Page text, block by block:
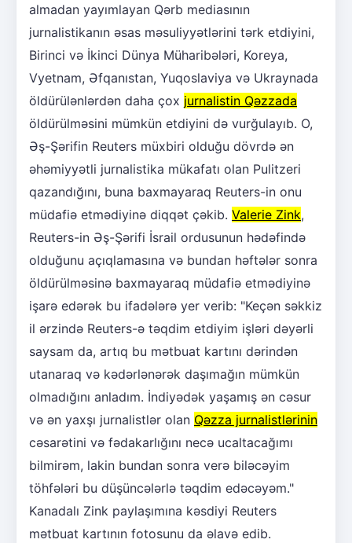
almadan yayımlayan Qərb mediasının
jurnalistikanın əsas məsuliyyətlərini tərk etdiyini,
Birinci və İkinci Dünya Müharibələri, Koreya,
Vyetnam, Əfqanıstan, Yuqoslaviya və Ukraynada
öldürülənlərdən daha çox jurnalistin Qəzzada
öldürülməsini mümkün etdiyini də vurğulayıb. O,
Əş-Şərifin Reuters müxbiri olduğu dövrdə ən
əhəmiyyətli jurnalistika mükafatı olan Pulitzeri
qazandığını, buna baxmayaraq Reuters-in onu
müdafiə etmədiyinə diqqət çəkib. Valerie Zink,
Reuters-in Əş-Şərifi İsrail ordusunun hədəfində
olduğunu açıqlamasına və bundan həftələr sonra
öldürülməsinə baxmayaraq müdafiə etmədiyinə
işarə edərək bu ifadələrə yer verib: "Keçən səkkiz
il ərzində Reuters-ə təqdim etdiyim işləri dəyərli
saysam da, artıq bu mətbuat kartını dərindən
utanaraq və kədərlənərək daşımağın mümkün
olmadığını anladım. İndiyədək yaşamış ən cəsur
və ən yaxşı jurnalistlər olan Qəzza jurnalistlərinin
cəsarətini və fədakarlığını necə ucaltacağımı
bilmirəm, lakin bundan sonra verə biləcəyim
töhfələri bu düşüncələrlə təqdim edəcəyəm."
Kanadalı Zink paylaşımına kəsdiyi Reuters
mətbuat kartının fotosunu da əlavə edib.